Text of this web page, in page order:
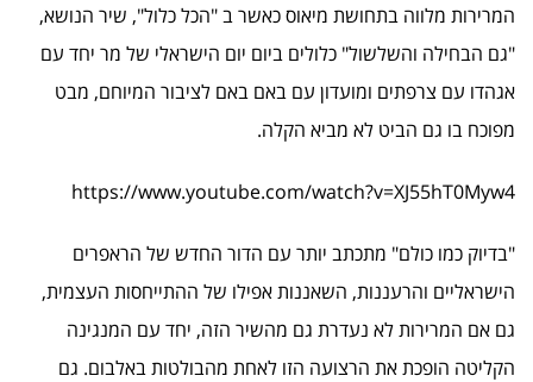
המרירות מלווה בתחושת מיאוס כאשר ב "הכל כלול", שיר הנושא,
"גם הבחילה והשלשול" כלולים ביום יום הישראלי של מר יחד עם
אגהדו עם צרפתים ומועדון עם באם באם לציבור המיוחם, מבט
מפוכח בו גם הביט לא מביא הקלה.
https://www.youtube.com/watch?v=XJ55hT0Myw4
"בדיוק כמו כולם" מתכתב יותר עם הדור החדש של הראפרים
הישראליים והרעננות, השאננות אפילו של ההתייחסות העצמית,
גם אם המרירות לא נעדרת גם מהשיר הזה, יחד עם המנגינה
הקליטה הופכת את הרצועה הזו לאחת מהבולטות באלבום. גם